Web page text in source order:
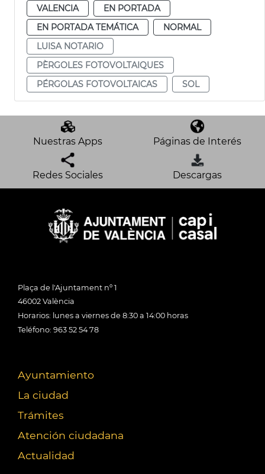
VALENCIA
EN PORTADA
EN PORTADA TEMÁTICA
NORMAL
LUISA NOTARIO
PÈRGOLES FOTOVOLTAIQUES
PÉRGOLAS FOTOVOLTAICAS
SOL
Nuestras Apps Páginas de Interés
Redes Sociales Descargas
Plaça de l'Ajuntament nº 1
46002 València
Horarios: lunes a viernes de 8:30 a 14:00 horas
Teléfono: 963 52 54 78
Ayuntamiento
La ciudad
Trámites
Atención ciudadana
Actualidad